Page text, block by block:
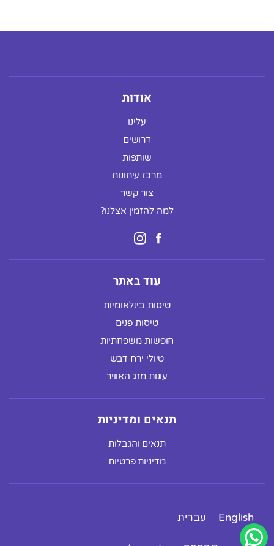
אודות
עלינו
דרושים
שותפות
מרכז עיתונות
צור קשר
למה להזמין אצלנו?
עוד באתר
טיסות בינלאומיות
טיסות פנים
חופשות משפחתיות
טיולי ירח דבש
עונות מזג האוויר
תנאים ומדיניות
תנאים והגבלות
מדיניות פרטיות
English עברית